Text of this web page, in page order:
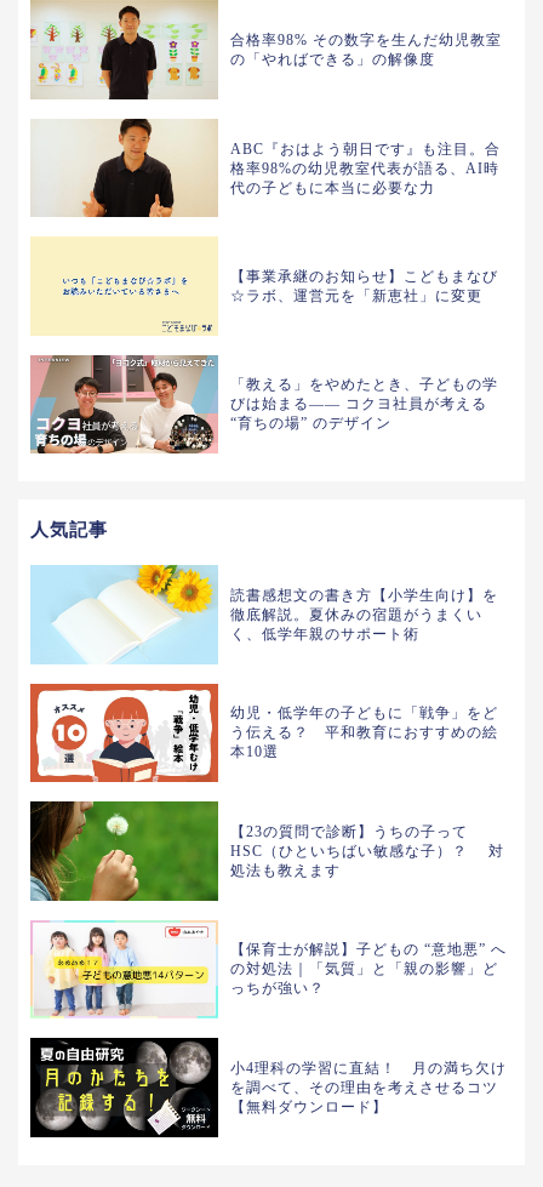
合格率98% その数字を生んだ幼児教室
の「やればできる」の解像度
ABC『おはよう朝日です』も注目。合
格率98%の幼児教室代表が語る、AI時
代の子どもに本当に必要な力
【事業承継のお知らせ】こどもまなび
☆ラボ、運営元を「新恵社」に変更
「教える」をやめたとき、子どもの学
びは始まる—— コクヨ社員が考える
“育ちの場” のデザイン
人気記事
読書感想文の書き方【小学生向け】を
徹底解説。夏休みの宿題がうまくい
く、低学年親のサポート術
幼児・低学年の子どもに「戦争」をど
う伝える？ 平和教育におすすめの絵
本10選
【23の質問で診断】うちの子って
HSC（ひといちばい敏感な子）？ 対
処法も教えます
【保育士が解説】子どもの “意地悪” へ
の対処法｜「気質」と「親の影響」ど
っちが強い？
小4理科の学習に直結！ 月の満ち欠け
を調べて、その理由を考えさせるコツ
【無料ダウンロード】